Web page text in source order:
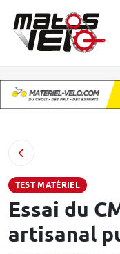
TEST MATÉRIEL
Essai du
artisanal